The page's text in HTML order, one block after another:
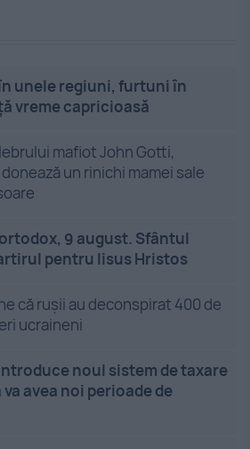
unele regiuni, furtuni în
vreme capricioasă
mafiot John Gotti,
un rinichi mamei sale
9 august. Sfântul
pentru Iisus Hristos
că rușii au deconspirat 400 de
ucraineni
noul sistem de taxare
avea noi perioade de